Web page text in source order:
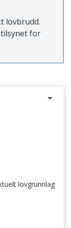
lovbrudd.
for
lovgrunnlag